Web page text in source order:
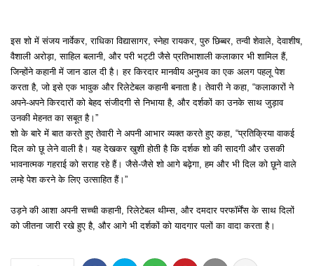
इस शो में संजय नार्वेकर, राधिका विद्यासागर, स्नेहा रायकर, पुरु छिब्बर, तन्वी शेवाले, देवाशीष,
वैशाली अरोड़ा, साहिल बलानी, और परी भट्टी जैसे प्रतिभाशाली कलाकार भी शामिल हैं,
जिन्होंने कहानी में जान डाल दी है। हर किरदार मानवीय अनुभव का एक अलग पहलू पेश
करता है, जो इसे एक भावुक और रिलेटेबल कहानी बनाता है। तेवारी ने कहा, “कलाकारों ने
अपने-अपने किरदारों को बेहद संजीदगी से निभाया है, और दर्शकों का उनके साथ जुड़ाव
उनकी मेहनत का सबूत है।”
शो के बारे में बात करते हुए तेवारी ने अपनी आभार व्यक्त करते हुए कहा, “प्रतिक्रिया वाकई
दिल को छू लेने वाली है। यह देखकर खुशी होती है कि दर्शक शो की सादगी और उसकी
भावनात्मक गहराई को सराह रहे हैं। जैसे-जैसे शो आगे बढ़ेगा, हम और भी दिल को छूने वाले
लम्हे पेश करने के लिए उत्साहित हैं।”
उड़ने की आशा अपनी सच्ची कहानी, रिलेटेबल थीम्स, और दमदार परफॉर्मेंस के साथ दिलों
को जीतना जारी रखे हुए है, और आगे भी दर्शकों को यादगार पलों का वादा करता है।